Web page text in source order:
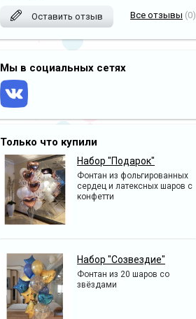
Оставить отзыв Все отзывы (0)
Мы в социальных сетях
Только что купили
Набор "Подарок"
Фонтан из фольгированных
сердец и латексных шаров с
конфетти
Набор "Созвездие"
Фонтан из 20 шаров со
звёздами